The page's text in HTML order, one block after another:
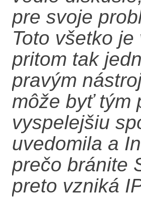
pre svoje
Toto všetko
pritom tak
pravým
môže byť tým
vyspelejšiu
uvedomila a
prečo bránite
preto vzniká